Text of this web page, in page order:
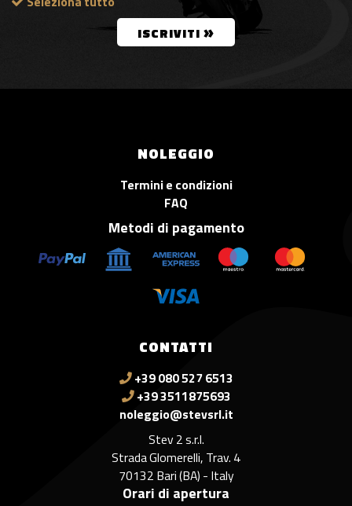
ISCRIVITI »
CONTATTI
+39 080 527 6513
+39 3511875693
noleggio@stevsrl.it
Stev 2 s.r.l.
Strada Glomerelli, Trav. 4
70132 Bari (BA) - Italy
Orari di apertura
NOLEGGIO
Termini e condizioni
FAQ
Metodi di pagamento